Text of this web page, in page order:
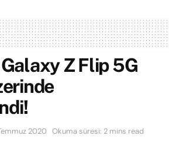
Z Flip 5G
2020 Okuma süresi: 2 mins read